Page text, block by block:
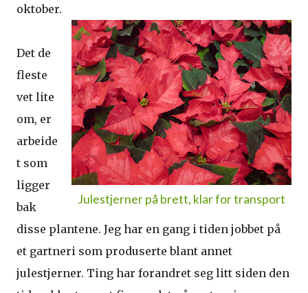
oktober.
Julestjerner på brett, klar for transport
Det de
fleste
vet lite
om, er
arbeide
t som
ligger
bak
disse plantene. Jeg har en gang i tiden jobbet på
et gartneri som produserte blant annet
julestjerner. Ting har forandret seg litt siden den